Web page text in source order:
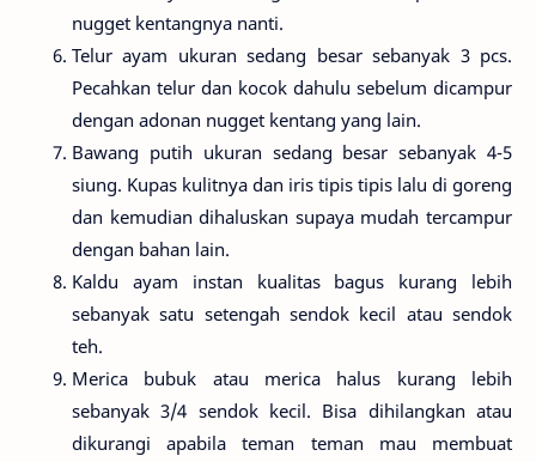
nugget kentangnya nanti.
Telur ayam ukuran sedang besar sebanyak 3 pcs.
Pecahkan telur dan kocok dahulu sebelum dicampur
dengan adonan nugget kentang yang lain.
Bawang putih ukuran sedang besar sebanyak 4-5
siung. Kupas kulitnya dan iris tipis tipis lalu di goreng
dan kemudian dihaluskan supaya mudah tercampur
dengan bahan lain.
Kaldu ayam instan kualitas bagus kurang lebih
sebanyak satu setengah sendok kecil atau sendok
teh.
Merica bubuk atau merica halus kurang lebih
sebanyak 3/4 sendok kecil. Bisa dihilangkan atau
dikurangi apabila teman teman mau membuat